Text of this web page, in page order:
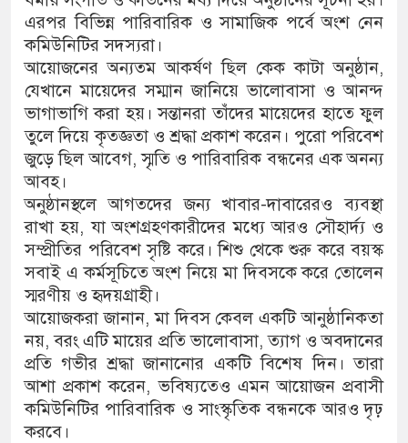
এরপর বিভিন্ন পারিবারিক ও সামাজিক পর্বে অংশ নেন
কমিউনিটির সদস্যরা।
আয়োজনের অন্যতম আকর্ষণ ছিল কেক কাটা অনুষ্ঠান,
যেখানে মায়েদের সম্মান জানিয়ে ভালোবাসা ও আনন্দ
ভাগাভাগি করা হয়। সন্তানরা তাঁদের মায়েদের হাতে ফুল
তুলে দিয়ে কৃতজ্ঞতা ও শ্রদ্ধা প্রকাশ করেন। পুরো পরিবেশ
জুড়ে ছিল আবেগ, স্মৃতি ও পারিবারিক বন্ধনের এক অনন্য
আবহ।
অনুষ্ঠানস্থলে আগতদের জন্য খাবার-দাবারেরও ব্যবস্থা
রাখা হয়, যা অংশগ্রহণকারীদের মধ্যে আরও সৌহার্দ্য ও
সম্প্রীতির পরিবেশ সৃষ্টি করে। শিশু থেকে শুরু করে বয়স্ক
সবাই এ কর্মসূচিতে অংশ নিয়ে মা দিবসকে করে তোলেন
স্মরণীয় ও হৃদয়গ্রাহী।
আয়োজকরা জানান, মা দিবস কেবল একটি আনুষ্ঠানিকতা
নয়, বরং এটি মায়ের প্রতি ভালোবাসা, ত্যাগ ও অবদানের
প্রতি গভীর শ্রদ্ধা জানানোর একটি বিশেষ দিন। তারা
আশা প্রকাশ করেন, ভবিষ্যতেও এমন আয়োজন প্রবাসী
কমিউনিটির পারিবারিক ও সাংস্কৃতিক বন্ধনকে আরও দৃঢ়
করবে।